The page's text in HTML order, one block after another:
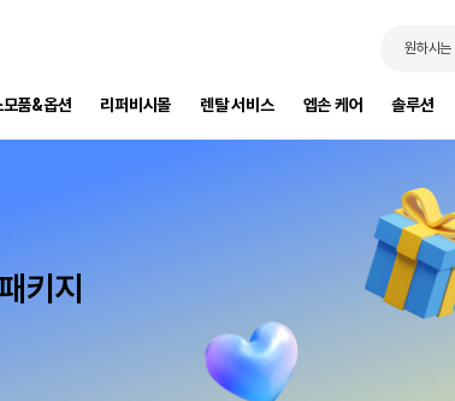
원하시는
모품&옵션 리퍼비시몰 렌탈 서비스 엡손 케어 솔루션
지 한번에
키지